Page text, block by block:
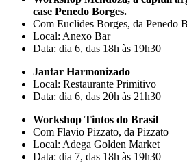
case Penedo Borges.
Com Euclides Borges, da Penedo
Local: Anexo Bar
Data: dia 6, das 18h às 19h30
Jantar Harmonizado
Local: Restaurante Primitivo
Data: dia 6, das 20h às 21h30
Workshop Tintos do Brasil
Com Flavio Pizzato, da Pizzato
Local: Adega Golden Market
Data: dia 7, das 18h às 19h30